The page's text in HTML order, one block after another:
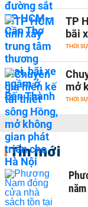
TP
bãi
THỜI SỰ
mở
THỜI SỰ
Tin mới